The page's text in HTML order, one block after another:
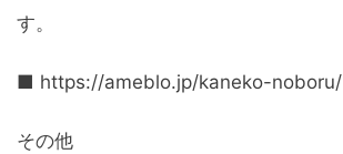
す。
■ https://ameblo.jp/kaneko-noboru/
その他